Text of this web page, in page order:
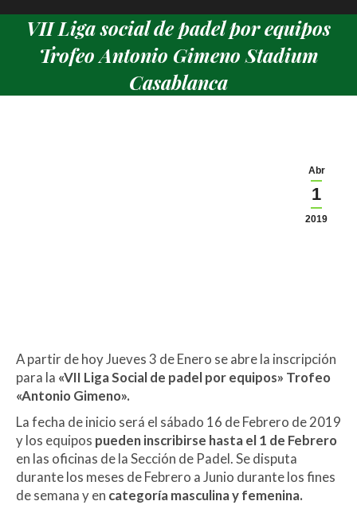
VII Liga social de padel por equipos
Trofeo Antonio Gimeno Stadium
Casablanca
Abr
1
2019
A partir de hoy Jueves 3 de Enero se abre la inscripción
para la «VII Liga Social de padel por equipos» Trofeo
«Antonio Gimeno».
La fecha de inicio será el sábado 16 de Febrero de 2019
y los equipos pueden inscribirse hasta el 1 de Febrero
en las oficinas de la Sección de Padel. Se disputa
durante los meses de Febrero a Junio durante los fines
de semana y en categoría masculina y femenina.